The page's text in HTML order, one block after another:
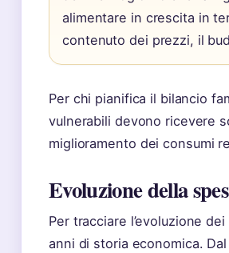
alimentare in crescita in
contenuto dei prezzi, il
Per chi pianifica il bilancio
vulnerabili devono ricevere
miglioramento dei consumi
Evoluzione della
Per tracciare l’evoluzione
anni di storia economica.